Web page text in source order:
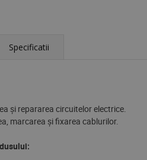
Specificatii
şi repararea circuitelor electrice.
marcarea şi fixarea cablurilor.